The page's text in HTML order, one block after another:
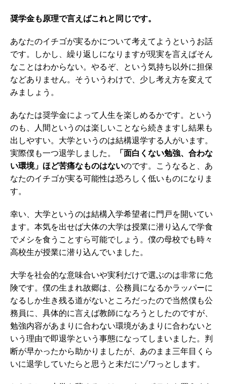
奨学金も原理で言えばこれと同じです。
あなたのイチゴが実るかについて考えてようというお話
です。しかし、繰り返しになりますが現実を言えばそん
なことはわからない。やるぞ、という気持ち以外に担保
などありません。そういうわけで、少し考え方を変えて
みましょう。
あなたは奨学金によって人生を楽しめるかです。という
のも、人間というのは楽しいことなら続きますし結果も
出しやすい。大学というのは結構退学する人がいます。
実際僕も一つ退学しました。
「面白くない勉強、合わな
い環境」ほど苦痛なものはないのです。こうなると、あ
なたのイチゴが実る可能性は恐ろしく低いものになりま
す。
幸い、大学というのは結構入学希望者に門戸を開いてい
ます。本気を出せば大体の大学は授業に潜り込んで学食
でメシを食うことすら可能でしょう。僕の母校でも時々
高校生が授業に潜り込んでいました。
大学を社会的な意味合いや実利だけで選ぶのは非常に危
険です。僕の生まれ故郷は、公務員になるかラッパーに
なるしか生き残る道がないところだったので当然僕も公
務員に、具体的に言えば教師になろうとしたのですが、
勉強内容があまりに合わない環境があまりに合わないと
いう理由で即退学という事態になってしまいました。判
断が早かったから助かりましたが、あのまま三年目くら
いに退学していたらと思うと未だにゾワっとします。